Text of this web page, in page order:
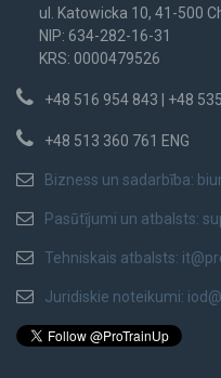
ul. Katowicka 10, 41-500
NIP: 634-282-16-31
KRS: 0000479526
+48 516 954 843 | +48 535
+48 513 360 761 ENG
Bizness un sadarbība:
Pasūtījumi un atbalsts:
Tehniskais atbalsts:
Juridiskie noteikumi: